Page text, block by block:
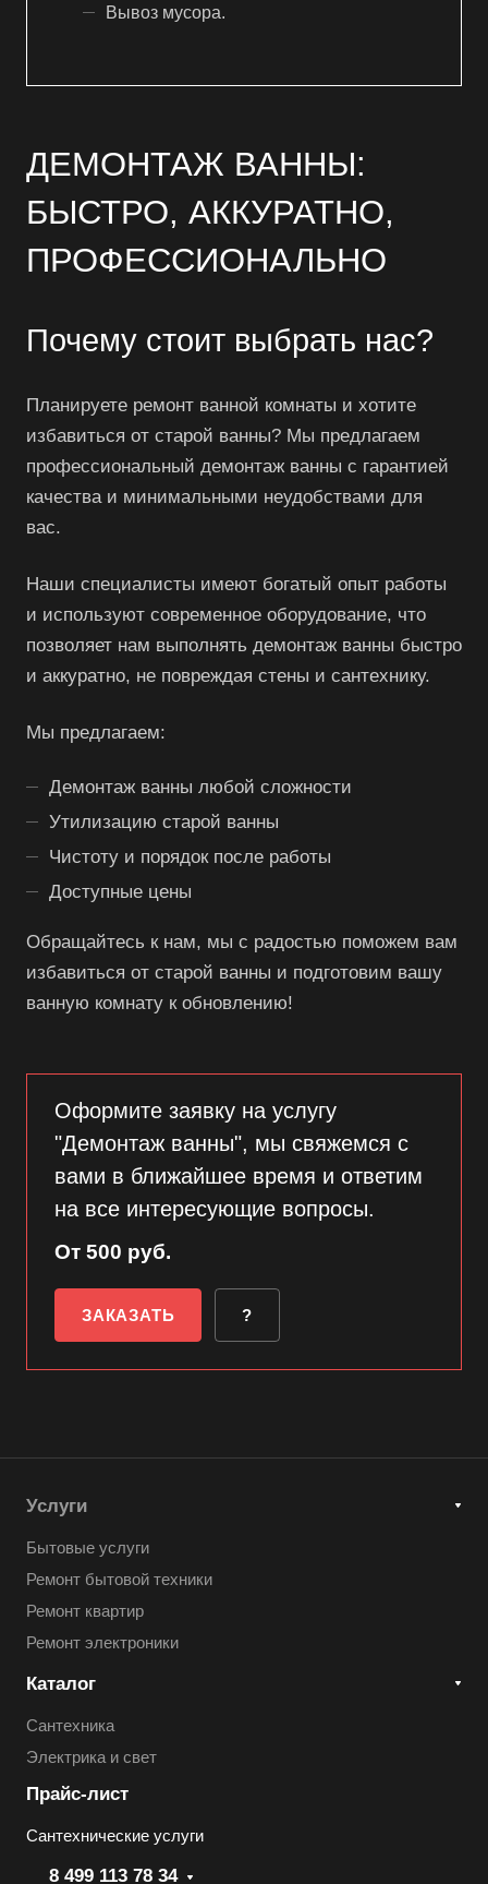
Вывоз мусора.
ДЕМОНТАЖ ВАННЫ:
БЫСТРО, АККУРАТНО,
ПРОФЕССИОНАЛЬНО
Почему стоит выбрать нас?
Планируете ремонт ванной комнаты и хотите
избавиться от старой ванны? Мы предлагаем
профессиональный демонтаж ванны с гарантией
качества и минимальными неудобствами для
вас.
Наши специалисты имеют богатый опыт работы
и используют современное оборудование, что
позволяет нам выполнять демонтаж ванны быстро
и аккуратно, не повреждая стены и сантехнику.
Мы предлагаем:
Демонтаж ванны любой сложности
Утилизацию старой ванны
Чистоту и порядок после работы
Доступные цены
Обращайтесь к нам, мы с радостью поможем вам
избавиться от старой ванны и подготовим вашу
ванную комнату к обновлению!
Оформите заявку на услугу
"Демонтаж ванны", мы свяжемся с
вами в ближайшее время и ответим
на все интересующие вопросы.
От 500 руб.
ЗАКАЗАТЬ ?
Услуги
Бытовые услуги
Ремонт бытовой техники
Ремонт квартир
Ремонт электроники
Каталог
Сантехника
Электрика и свет
Прайс-лист
Сантехнические услуги
8 499 113 78 34